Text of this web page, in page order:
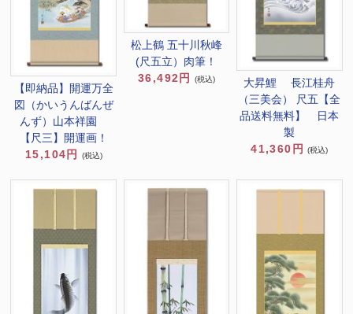
【即納品】開運万全
図（かいうんばんぜ
んず）山本祥園
【尺三】開運画！
15,104円
(税込)
松上鶴 五十川秋峰
(尺五立）肉筆！
36,492円
(税込)
大昇鯉 長江桂舟
（三美会） 尺五【全
品送料無料】 日本
製
41,360円
(税込)